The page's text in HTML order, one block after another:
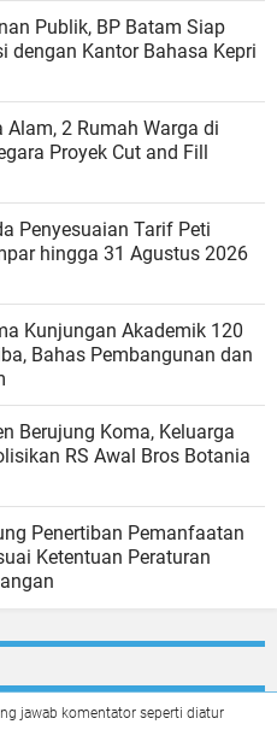
Publik, BP Batam Siap
dengan Kantor Bahasa Kepri
Alam, 2 Rumah Warga di
Proyek Cut and Fill
Penyesuaian Tarif Peti
hingga 31 Agustus 2026
Kunjungan Akademik 120
Bahas Pembangunan dan
Berujung Koma, Keluarga
RS Awal Bros Botania
Penertiban Pemanfaatan
Ketentuan Peraturan
jawab komentator seperti diatur